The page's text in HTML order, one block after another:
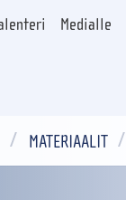
Medialle
MATERIAALIT